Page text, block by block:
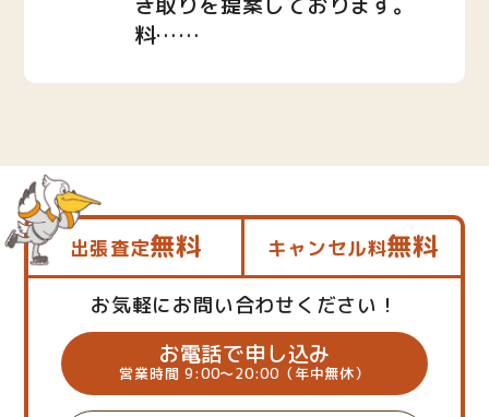
料……
出張査定無料 キャンセル料無料
お気軽にお問い合わせください！
お電話で申し込み
営業時間 9:00～20:00（年中無休）